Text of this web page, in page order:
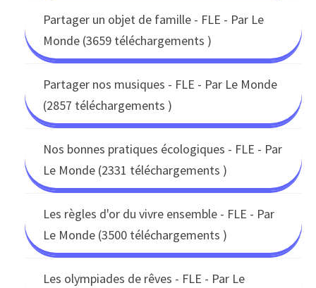
Partager un objet de famille - FLE - Par Le
Monde (3659 téléchargements )
Partager nos musiques - FLE - Par Le Monde
(2857 téléchargements )
Nos bonnes pratiques écologiques - FLE - Par
Le Monde (2331 téléchargements )
Les règles d'or du vivre ensemble - FLE - Par
Le Monde (3500 téléchargements )
Les olympiades de rêves - FLE - Par Le